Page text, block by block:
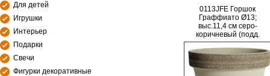
Для детей
Игрушки
Интерьер
Подарки
Свечи
Фигурки декоративные
0113JFE Горшок
Граффиато Ø13;
выс.11,4 см серо-
коричневый (подд.
054649, Ø11)